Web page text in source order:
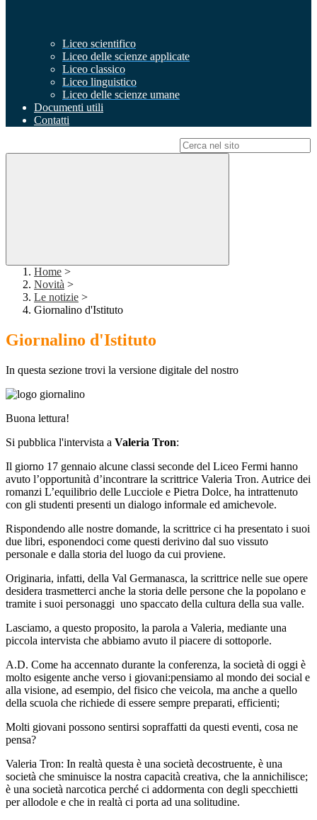
Liceo scientifico
Liceo delle scienze applicate
Liceo classico
Liceo linguistico
Liceo delle scienze umane
Documenti utili
Contatti
Home >
Novità >
Le notizie >
Giornalino d'Istituto
Giornalino d'Istituto
In questa sezione trovi la versione digitale del nostro
Buona lettura!
Si pubblica l'intervista a Valeria Tron:
Il giorno 17 gennaio alcune classi seconde del Liceo Fermi hanno
avuto l’opportunità d’incontrare la scrittrice Valeria Tron. Autrice dei
romanzi L’equilibrio delle Lucciole e Pietra Dolce, ha intrattenuto
con gli studenti presenti un dialogo informale ed amichevole.
Rispondendo alle nostre domande, la scrittrice ci ha presentato i suoi
due libri, esponendoci come questi derivino dal suo vissuto
personale e dalla storia del luogo da cui proviene.
Originaria, infatti, della Val Germanasca, la scrittrice nelle sue opere
desidera trasmetterci anche la storia delle persone che la popolano e
tramite i suoi personaggi uno spaccato della cultura della sua valle.
Lasciamo, a questo proposito, la parola a Valeria, mediante una
piccola intervista che abbiamo avuto il piacere di sottoporle.
A.D. Come ha accennato durante la conferenza, la società di oggi è
molto esigente anche verso i giovani:pensiamo al mondo dei social e
alla visione, ad esempio, del fisico che veicola, ma anche a quello
della scuola che richiede di essere sempre preparati, efficienti;
Molti giovani possono sentirsi sopraffatti da questi eventi, cosa ne
pensa?
Valeria Tron: In realtà questa è una società decostruente, è una
società che sminuisce la nostra capacità creativa, che la annichilisce;
è una società narcotica perché ci addormenta con degli specchietti
per allodole e che in realtà ci porta ad una solitudine.